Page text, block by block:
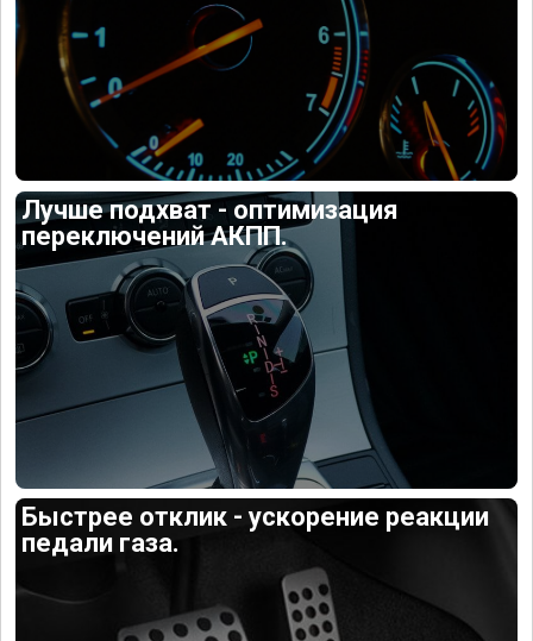
Лучше подхват - оптимизация
переключений АКПП.
Быстрее отклик - ускорение реакции
педали газа.